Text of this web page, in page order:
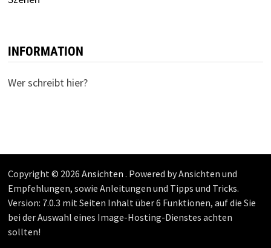
INFORMATION
Wer schreibt hier?
Copyright © 2026 Ansichten . Powered by Ansichten und
Empfehlungen, sowie Anleitungen und Tipps und Tricks.
Version: 7.0.3 mit Seiten Inhalt über 6 Funktionen, auf die Sie
bei der Auswahl eines Image-Hosting-Dienstes achten
sollten!